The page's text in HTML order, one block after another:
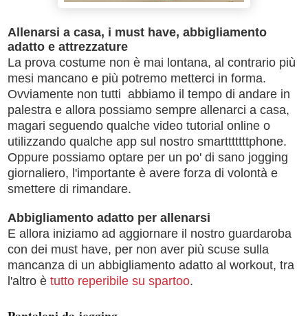
Allenarsi a casa, i must have, abbigliamento
adatto e attrezzature
La prova costume non è mai lontana, al contrario più
mesi mancano e più potremo metterci in forma.
Ovviamente non tutti abbiamo il tempo di andare in
palestra e allora possiamo sempre allenarci a casa,
magari seguendo qualche video tutorial online o
utilizzando qualche app sul nostro smartttttttphone.
Oppure possiamo optare per un po' di sano jogging
giornaliero, l'importante è avere forza di volontà e
smettere di rimandare.
Abbigliamento adatto per allenarsi
E allora iniziamo ad aggiornare il nostro guardaroba
con dei must have, per non aver più scuse sulla
mancanza di un abbigliamento adatto al workout, tra
l'altro è tutto reperibile su spartoo.